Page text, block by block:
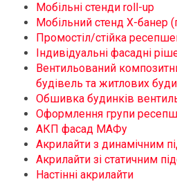
Мобільні стенди roll-up
Мобільний стенд Х-банер
Промостіл/стійка
Індивідуальні фасадні
Вентильований
будівель та житлових
Обшивка будинків
Оформлення групи
АКП фасад МАФу
Акрилайти з динамічним
Акрилайти зі статичним
Настінні акрилайти